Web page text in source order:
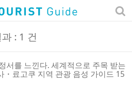
: 1 건
서를 느낀다. 세계적으로 주목 받는
・료고쿠 지역 관광 음성 가이드 15